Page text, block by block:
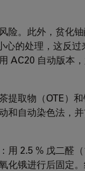
险。此外，贫化
的处理，这反
AC20 自动版本
提取物（OTE）
和自动染色法，
用 2.5 % 戊二醛
化锇进行后固定